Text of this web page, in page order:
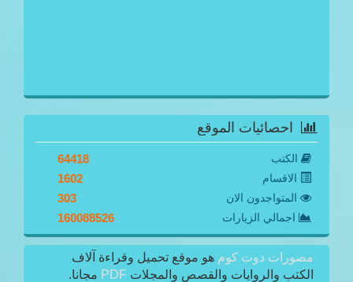
احصائيات الموقع
الكتب 64418
الاقسام 1602
المتواجدون الان 303
اجمالي الزيارات 160088526
مصورات دوت كوم هو موقع تحميل وقراءة آلاف
الكتب والروايات والقصص والمجلات PDF مجانا.